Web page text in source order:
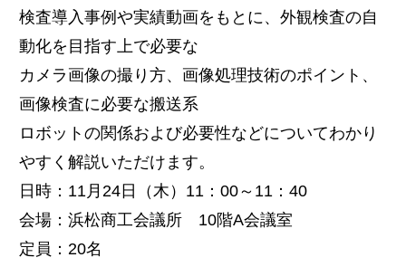
検査導入事例や実績動画をもとに、外観検査の自
動化を目指す上で必要な
カメラ画像の撮り方、画像処理技術のポイント、
画像検査に必要な搬送系
ロボットの関係および必要性などについてわかり
やすく解説いただけます。
日時：11月24日（木）11：00～11：40
会場：浜松商工会議所 10階A会議室
定員：20名